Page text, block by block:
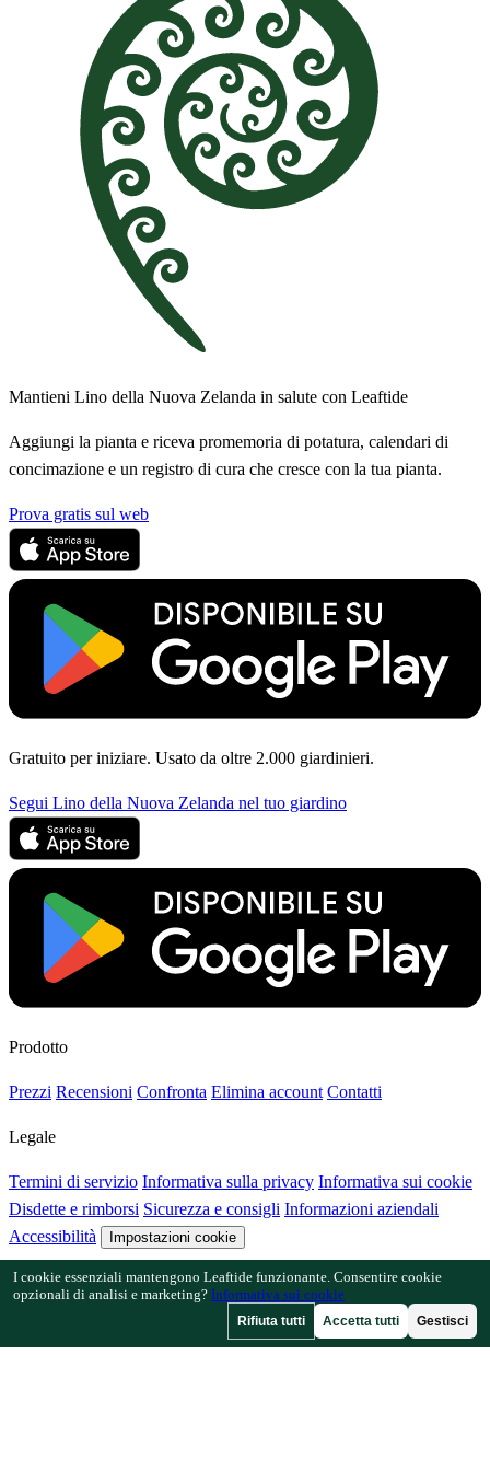
Mantieni Lino della Nuova Zelanda in salute con Leaftide
Aggiungi la pianta e riceva promemoria di potatura, calendari di
concimazione e un registro di cura che cresce con la tua pianta.
Prova gratis sul web
Gratuito per iniziare. Usato da oltre 2.000 giardinieri.
Segui Lino della Nuova Zelanda nel tuo giardino
Prodotto
Prezzi Recensioni Confronta Elimina account Contatti
Legale
Termini di servizio Informativa sulla privacy Informativa sui cookie
Disdette e rimborsi Sicurezza e consigli Informazioni aziendali
Accessibilità
Impostazioni cookie
Funzionalità
Guida al progettista
Libreria delle piante
Galleria dei giardini
I cookie essenziali mantengono Leaftide funzionante. Consentire cookie
opzionali di analisi e marketing? Informativa sui cookie
Rifiuta tutti Accetta tutti Gestisci